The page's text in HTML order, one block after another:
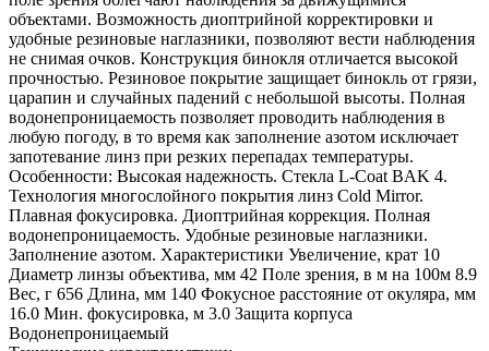
объектами. Возможность диоптрийной корректировки и
удобные резиновые наглазники, позволяют вести наблюдения
не снимая очков. Конструкция бинокля отличается высокой
прочностью. Резиновое покрытие защищает бинокль от грязи,
царапин и случайных падений с небольшой высоты. Полная
водонепроницаемость позволяет проводить наблюдения в
любую погоду, в то время как заполнение азотом исключает
запотевание линз при резких перепадах температуры.
Особенности: Высокая надежность. Стекла L-Coat BAK 4.
Технология многослойного покрытия линз Cold Mirror.
Плавная фокусировка. Диоптрийная коррекция. Полная
водонепроницаемость. Удобные резиновые наглазники.
Заполнение азотом. Характеристики Увеличение, крат 10
Диаметр линзы объектива, мм 42 Поле зрения, в м на 100м 8.9
Вес, г 656 Длина, мм 140 Фокусное расстояние от окуляра, мм
16.0 Мин. фокусировка, м 3.0 Защита корпуса
Водонепроницаемый